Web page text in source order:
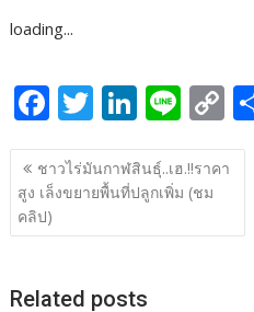
e
b
o
o
k
er e
dI
n
y
Li
n
k
loading...
F
ac
e
b
o
T
w
itt
er
Li
n
k
e
dI
Li
n
e
C
o
p
Li
แนะแนว
เรื่อง
ชาวไร่มันกาฬสินธุ์..เฮ.!!ราคา
สูง เล็งขยายพื้นที่ปลูกเพิ่ม (ชม
คลิป)
Related posts